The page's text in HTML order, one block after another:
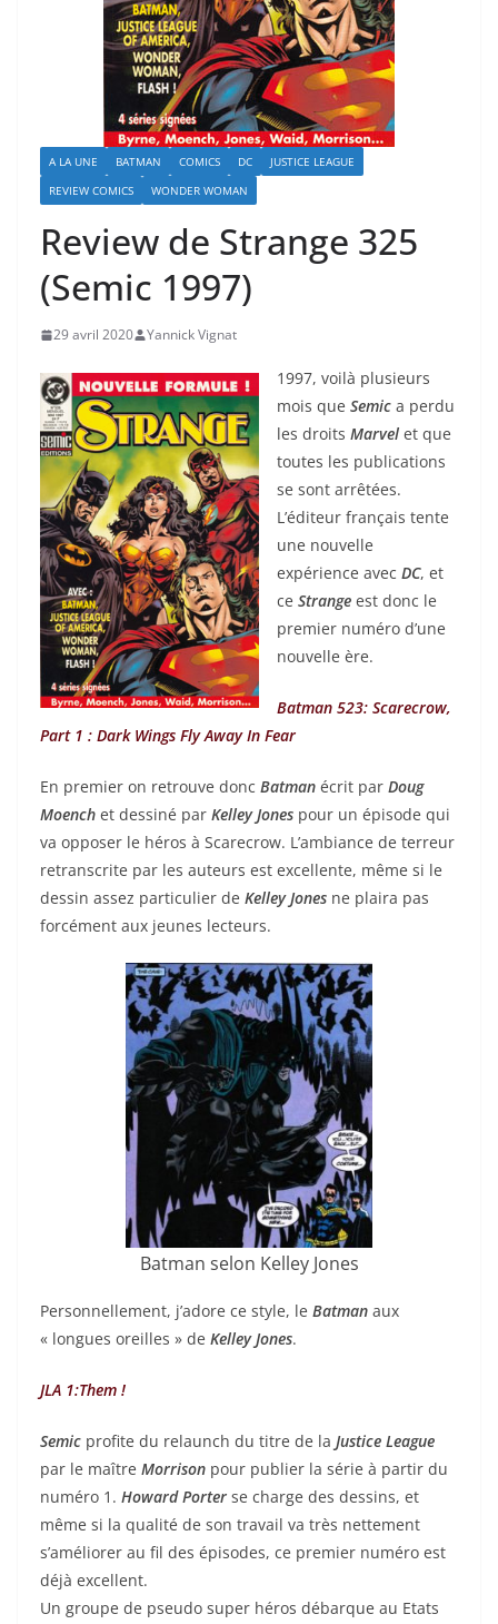
A LA UNE BATMAN COMICS DC
JUSTICE LEAGUE
REVIEW COMICS
WONDER WOMAN
Review de Strange 325
(Semic 1997)
29 avril 2020 Yannick Vignat
1997, voilà plusieurs
mois que Semic a perdu
les droits Marvel et que
toutes les publications
se sont arrêtées.
L’éditeur français tente
une nouvelle
expérience avec DC, et
ce Strange est donc le
premier numéro d’une
nouvelle ère.
Batman 523: Scarecrow,
Part 1 : Dark Wings Fly Away In Fear
En premier on retrouve donc Batman écrit par Doug
Moench et dessiné par Kelley Jones pour un épisode qui
va opposer le héros à Scarecrow. L’ambiance de terreur
retranscrite par les auteurs est excellente, même si le
dessin assez particulier de Kelley Jones ne plaira pas
forcément aux jeunes lecteurs.
Batman selon Kelley Jones
Personnellement, j’adore ce style, le Batman aux
« longues oreilles » de Kelley Jones.
JLA 1:Them !
Semic profite du relaunch du titre de la Justice League
par le maître Morrison pour publier la série à partir du
numéro 1. Howard Porter se charge des dessins, et
même si la qualité de son travail va très nettement
s’améliorer au fil des épisodes, ce premier numéro est
déjà excellent.
Un groupe de pseudo super héros débarque au Etats